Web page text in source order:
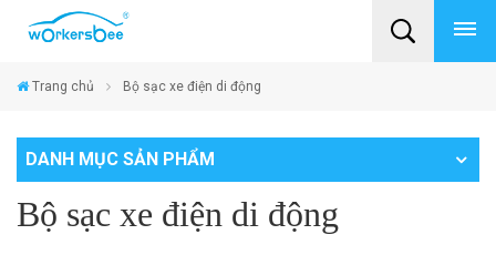
Trang chủ Bộ sạc xe điện di động
DANH MỤC SẢN PHẨM
Bộ sạc xe điện di động